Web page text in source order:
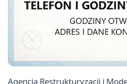
Agencja Restrukturyzacji i